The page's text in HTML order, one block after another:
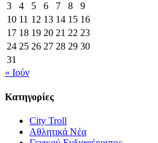
3
4 5 6 7 8
9
10 11 12 13 14 15 16
17 18 19 20 21 22 23
24 25 26 27 28 29 30
31
« Ιούν
Κατηγορίες
City Troll
Αθλητικά Νέα